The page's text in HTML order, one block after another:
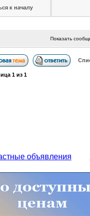
к началу
Показать
1из 1
объявления